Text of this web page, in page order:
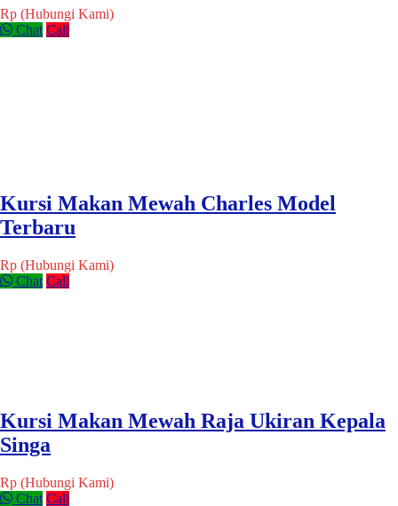
Rp (Hubungi Kami)
Chat Call
Kursi Makan Mewah Charles Model
Terbaru
Rp (Hubungi Kami)
Chat Call
Kursi Makan Mewah Raja Ukiran Kepala
Singa
Rp (Hubungi Kami)
Chat Call